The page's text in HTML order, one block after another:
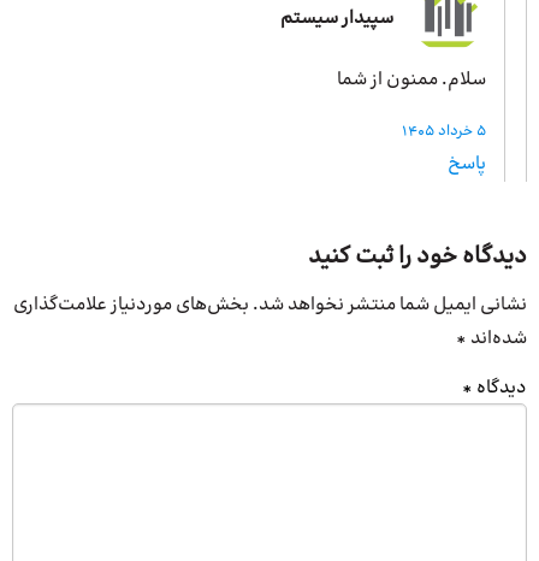
سپیدار سیستم
سلام. ممنون از شما
5 خرداد 1405
پاسخ
دیدگاه خود را ثبت کنید
نشانی ایمیل شما منتشر نخواهد شد. بخش‌های موردنیاز علامت‌گذاری
شده‌اند *
دیدگاه *